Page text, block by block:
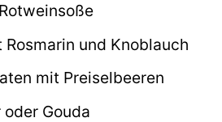
und Knoblauch
mit Preiselbeeren
Gouda